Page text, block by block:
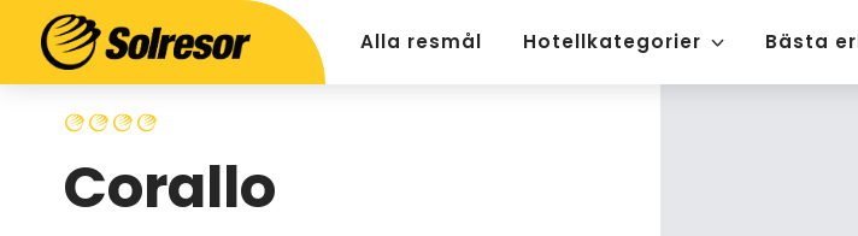
Alla resmål Hotellkategorier Bästa
Corallo